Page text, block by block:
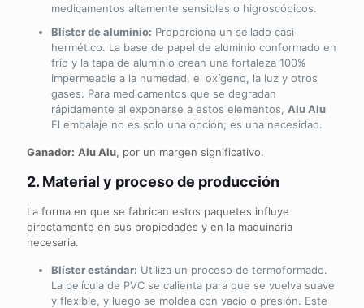
medicamentos altamente sensibles o higroscópicos.
Blíster de aluminio: Proporciona un sellado casi
hermético. La base de papel de aluminio conformado en
frío y la tapa de aluminio crean una fortaleza 100%
impermeable a la humedad, el oxígeno, la luz y otros
gases. Para medicamentos que se degradan
rápidamente al exponerse a estos elementos, Alu Alu
El embalaje no es solo una opción; es una necesidad.
Ganador: Alu Alu, por un margen significativo.
2. Material y proceso de producción
La forma en que se fabrican estos paquetes influye
directamente en sus propiedades y en la maquinaria
necesaria.
Blíster estándar: Utiliza un proceso de termoformado.
La película de PVC se calienta para que se vuelva suave
y flexible, y luego se moldea con vacío o presión. Este